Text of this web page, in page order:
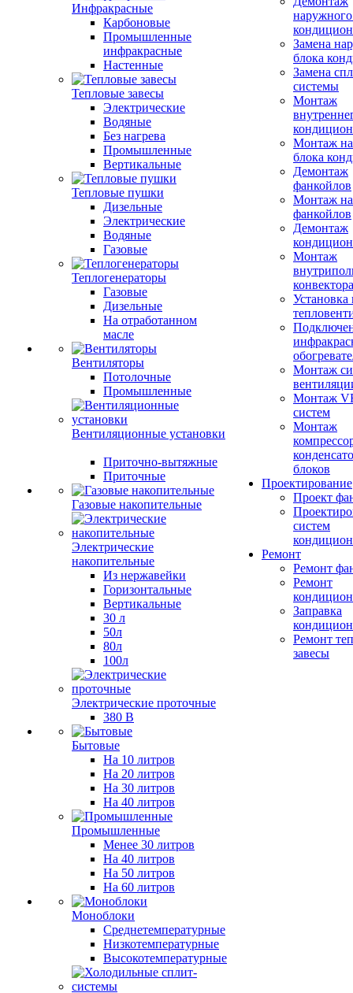
Инфракрасные
Карбоновые
Промышленные
инфракрасные
Настенные
Тепловые завесы
Электрические
Водяные
Без нагрева
Промышленные
Вертикальные
Тепловые пушки
Дизельные
Электрические
Водяные
Газовые
Теплогенераторы
Газовые
Дизельные
На отработанном
масле
Вентиляторы
Потолочные
Промышленные
Вентиляционные установки
Приточно-вытяжные
Приточные
Газовые накопительные
Электрические
накопительные
Из нержавейки
Горизонтальные
Вертикальные
30 л
50л
80л
100л
Электрические проточные
380 В
Бытовые
На 10 литров
На 20 литров
На 30 литров
На 40 литров
Промышленные
Менее 30 литров
На 40 литров
На 50 литров
На 60 литров
Моноблоки
Среднетемпературные
Низкотемпературные
Высокотемпературные
Замена
блока
Замена
системы
Монтаж
Монтаж
блока
Демонтаж
фанкойлов
Монтаж
фанкойлов
Демонтаж
Монтаж
конвектора
Установка
Монтаж
Монтаж
систем
Монтаж
блоков
Проектирование
Проект
систем
Ремонт
Ремонт
Ремонт
Заправка
Ремонт
завесы